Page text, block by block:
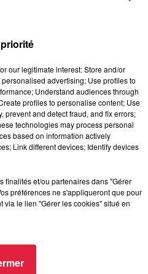
Tous
our legitimate interest: Store and/or
advertising; Use profiles to
Understand audiences through
profiles to personalise content; Use
prevent and detect fraud, and fix errors;
technologies may process personal
based on information actively
Link different devices; Identify devices
finalités et/ou partenaires dans "Gérer
préférences ne s'appliqueront que pour
via le lien "Gérer les cookies" situé en